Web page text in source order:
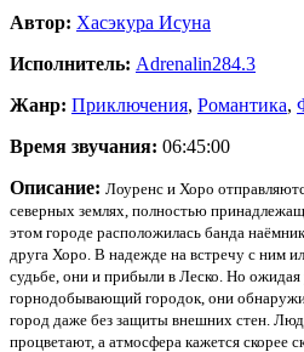
Автор: Хасэкура Исуна
Исполнитель: Adrenalin284.3
Жанр: Приключения, Романтика,
Время звучания: 06:45:00
Описание: Лоуренс и Хоро
северных землях, полностью
этом городе расположилась банда
друга Хоро. В надежде на встречу с ним
судьбе, они и прибыли в Леско. Но
горнодобывающий городок, они
город даже без защиты внешних стен.
процветают, а атмосфера кажется скорее